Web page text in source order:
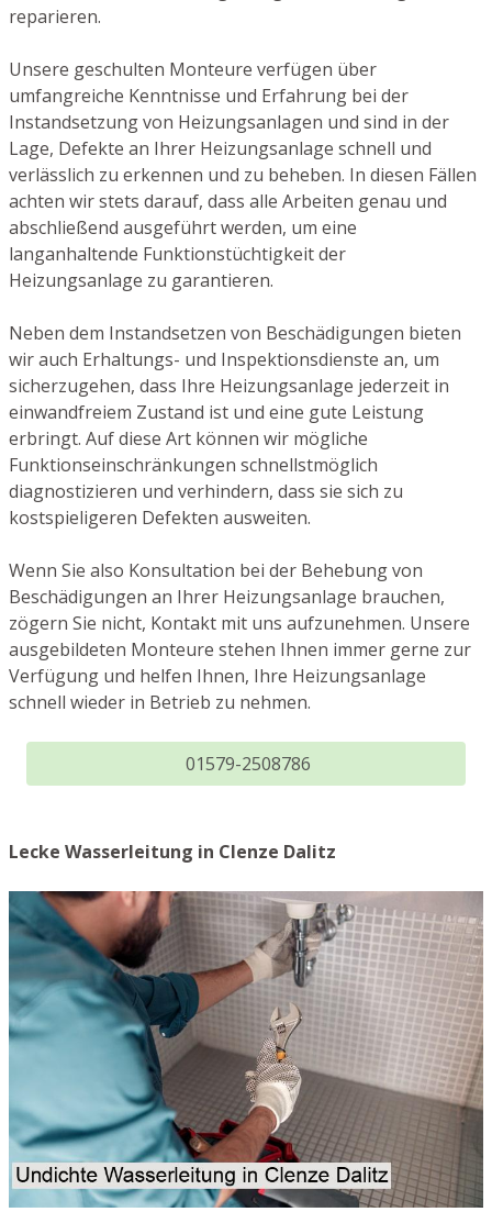
reparieren.
Unsere geschulten Monteure verfügen über
umfangreiche Kenntnisse und Erfahrung bei der
Instandsetzung von Heizungsanlagen und sind in der
Lage, Defekte an Ihrer Heizungsanlage schnell und
verlässlich zu erkennen und zu beheben. In diesen Fällen
achten wir stets darauf, dass alle Arbeiten genau und
abschließend ausgeführt werden, um eine
langanhaltende Funktionstüchtigkeit der
Heizungsanlage zu garantieren.
Neben dem Instandsetzen von Beschädigungen bieten
wir auch Erhaltungs- und Inspektionsdienste an, um
sicherzugehen, dass Ihre Heizungsanlage jederzeit in
einwandfreiem Zustand ist und eine gute Leistung
erbringt. Auf diese Art können wir mögliche
Funktionseinschränkungen schnellstmöglich
diagnostizieren und verhindern, dass sie sich zu
kostspieligeren Defekten ausweiten.
Wenn Sie also Konsultation bei der Behebung von
Beschädigungen an Ihrer Heizungsanlage brauchen,
zögern Sie nicht, Kontakt mit uns aufzunehmen. Unsere
ausgebildeten Monteure stehen Ihnen immer gerne zur
Verfügung und helfen Ihnen, Ihre Heizungsanlage
schnell wieder in Betrieb zu nehmen.
01579-2508786
Lecke Wasserleitung in Clenze Dalitz